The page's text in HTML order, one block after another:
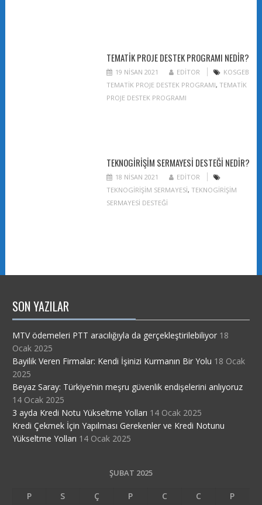
TEMATIK PROJE DESTEK PROGRAMI NEDIR?
19 NISAN 2021 EDITOR
KOSGEB
TEMATIK PROJE DESTEK PROGRAMI, TEMATIK
PROJE DESTEK PROGRAMI
TEKNOGIRIŞIM SERMAYESI DESTEĞI NEDIR?
18 NISAN 2021
EDITOR
TEKNOGIRIŞIM SERMAYESI, TEKNOGIRIŞIM
SERMAYESI DESTEĞI
SON YAZILAR
MTV ödemeleri PTT aracılığıyla da gerçekleştirilebiliyor 18
Ocak 2025
Bayilik Veren Firmalar: Kendi İşinizi Kurmanın Bir Yolu 18 Ocak
2025
Beyaz Saray: Türkiye’nin meşru güvenlik endişelerini anlıyoruz
14 Ocak 2025
3 ayda Kredi Notu Yükseltme Yolları 14 Ocak 2025
Kredi Çekmek İçin Yapılması Gerekenler ve Kredi Notunu
Yükseltme Yolları 14 Ocak 2025
ŞUBAT 2025
P S Ç P C C
P